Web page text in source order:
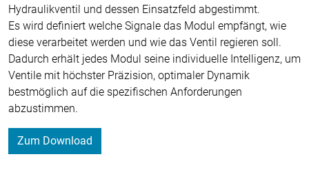
Hydraulikventil und dessen Einsatzfeld abgestimmt.
Es wird definiert welche Signale das Modul empfängt, wie
diese verarbeitet werden und wie das Ventil regieren soll.
Dadurch erhält jedes Modul seine individuelle Intelligenz, um
Ventile mit höchster Präzision, optimaler Dynamik
bestmöglich auf die spezifischen Anforderungen
abzustimmen.
Zum Download